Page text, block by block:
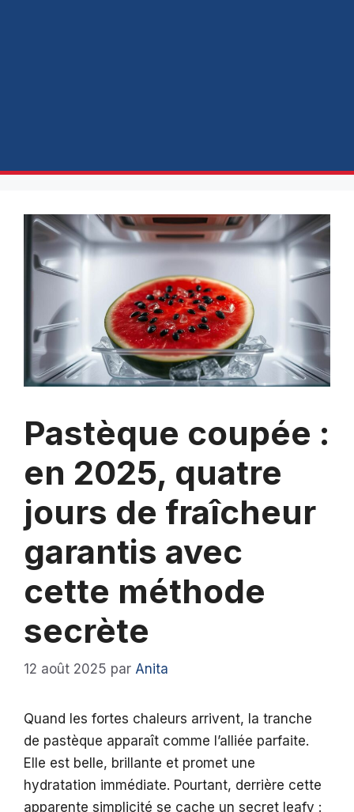
Pastèque coupée :
en 2025, quatre
jours de fraîcheur
garantis avec
cette méthode
secrète
12 août 2025 par Anita
Quand les fortes chaleurs arrivent, la tranche
de pastèque apparaît comme l’alliée parfaite.
Elle est belle, brillante et promet une
hydratation immédiate. Pourtant, derrière cette
apparente simplicité se cache un secret leafy :